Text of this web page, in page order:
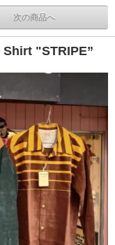
次の商品へ
"STRIPE”